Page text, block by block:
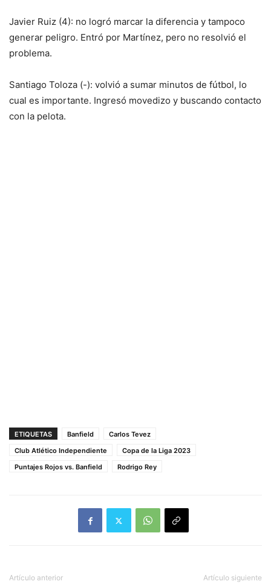
Javier Ruiz (4): no logró marcar la diferencia y tampoco
generar peligro. Entró por Martínez, pero no resolvió el
problema.
Santiago Toloza (-): volvió a sumar minutos de fútbol, lo
cual es importante. Ingresó movedizo y buscando contacto
con la pelota.
ETIQUETAS Banfield
Carlos Tevez
Club Atlético Independiente
Copa de la Liga 2023
Puntajes Rojos vs. Banfield
Rodrigo Rey
Artículo anterior Artículo siguiente